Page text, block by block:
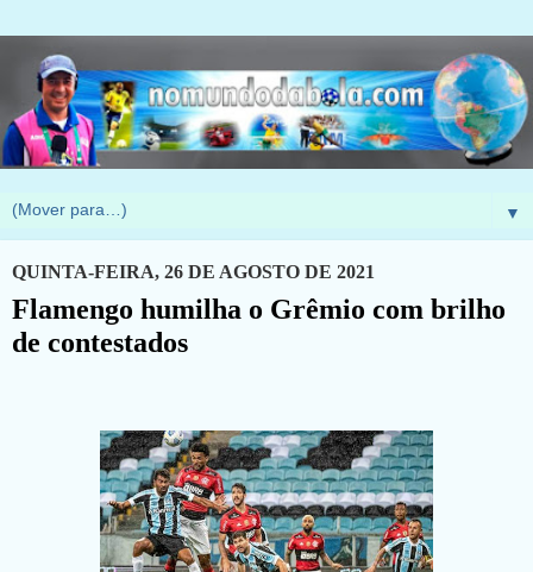
▼
QUINTA-FEIRA, 26 DE AGOSTO DE 2021
Flamengo humilha o Grêmio com brilho
de contestados